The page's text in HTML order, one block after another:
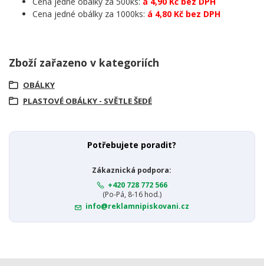
Cena jedné obálky za 1000ks: á 4,80 Kč bez DPH
Zboží zařazeno v kategoriích
OBÁLKY
PLASTOVÉ OBÁLKY - SVĚTLE ŠEDÉ
Potřebujete poradit?
Zákaznická podpora:
+420 728 772 566
(Po-Pá, 8-16 hod.)
info@reklamnipiskovani.cz